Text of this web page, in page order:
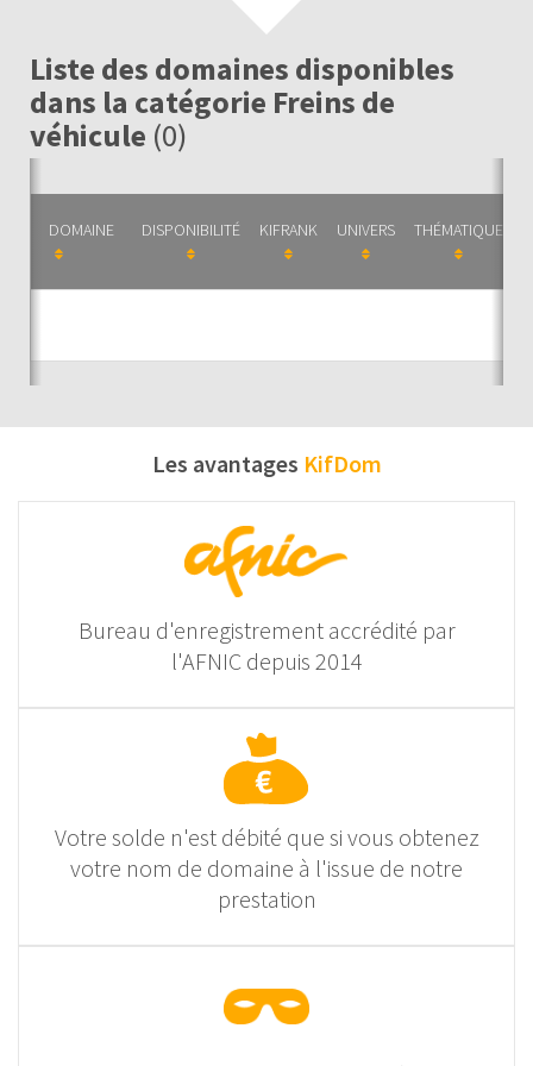
Liste des domaines disponibles
dans la catégorie Freins de
véhicule (0)
DOMAINE DISPONIBILITÉ KIFRANK UNIVERS THÉMATIQUE
Les avantages KifDom
Bureau d'enregistrement accrédité par
l'AFNIC depuis 2014
Votre solde n'est débité que si vous obtenez
votre nom de domaine à l'issue de notre
prestation